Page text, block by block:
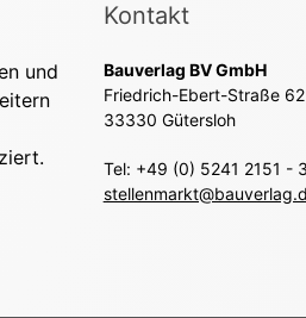
und
Kontakt
Bauverlag BV GmbH
Friedrich-Ebert-Straße 62
33330 Gütersloh
Tel: +49 (0) 5241 2151 -